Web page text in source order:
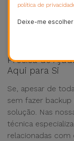
O backup para o
possível realizar
sem Wi-Fi, pode
iTunes ou Finder
Precisa de
Aqui para Si
Se, apesar de
sem fazer
solução. Nas
técnica
relacionadas
política de
Deixe-me escolher